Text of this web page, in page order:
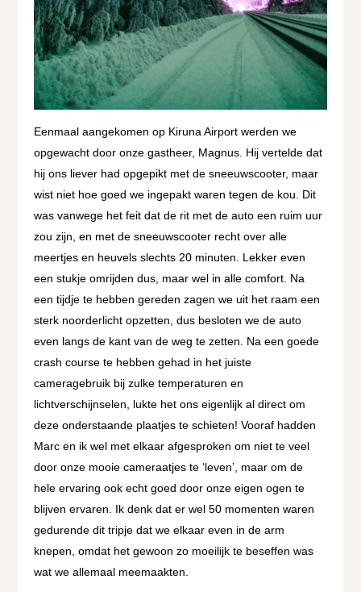
Eenmaal aangekomen op Kiruna Airport werden we
opgewacht door onze gastheer, Magnus. Hij vertelde dat
hij ons liever had opgepikt met de sneeuwscooter, maar
wist niet hoe goed we ingepakt waren tegen de kou. Dit
was vanwege het feit dat de rit met de auto een ruim uur
zou zijn, en met de sneeuwscooter recht over alle
meertjes en heuvels slechts 20 minuten. Lekker even
een stukje omrijden dus, maar wel in alle comfort. Na
een tijdje te hebben gereden zagen we uit het raam een
sterk noorderlicht opzetten, dus besloten we de auto
even langs de kant van de weg te zetten. Na een goede
crash course te hebben gehad in het juiste
cameragebruik bij zulke temperaturen en
lichtverschijnselen, lukte het ons eigenlijk al direct om
deze onderstaande plaatjes te schieten! Vooraf hadden
Marc en ik wel met elkaar afgesproken om niet te veel
door onze mooie cameraatjes te ‘leven’, maar om de
hele ervaring ook echt goed door onze eigen ogen te
blijven ervaren. Ik denk dat er wel 50 momenten waren
gedurende dit tripje dat we elkaar even in de arm
knepen, omdat het gewoon zo moeilijk te beseffen was
wat we allemaal meemaakten.